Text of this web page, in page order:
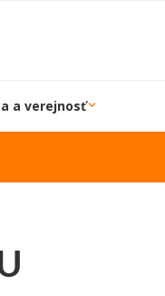
a verejnosť